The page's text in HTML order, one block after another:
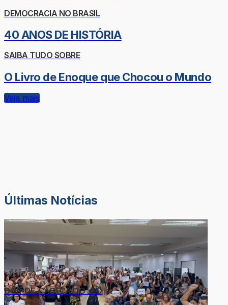
DEMOCRACIA NO BRASIL
40 ANOS DE HISTÓRIA
SAIBA TUDO SOBRE
O Livro de Enoque que Chocou o Mundo
Veja mais
Últimas Notícias
DOR-DE-CABEÇA DO LÉO